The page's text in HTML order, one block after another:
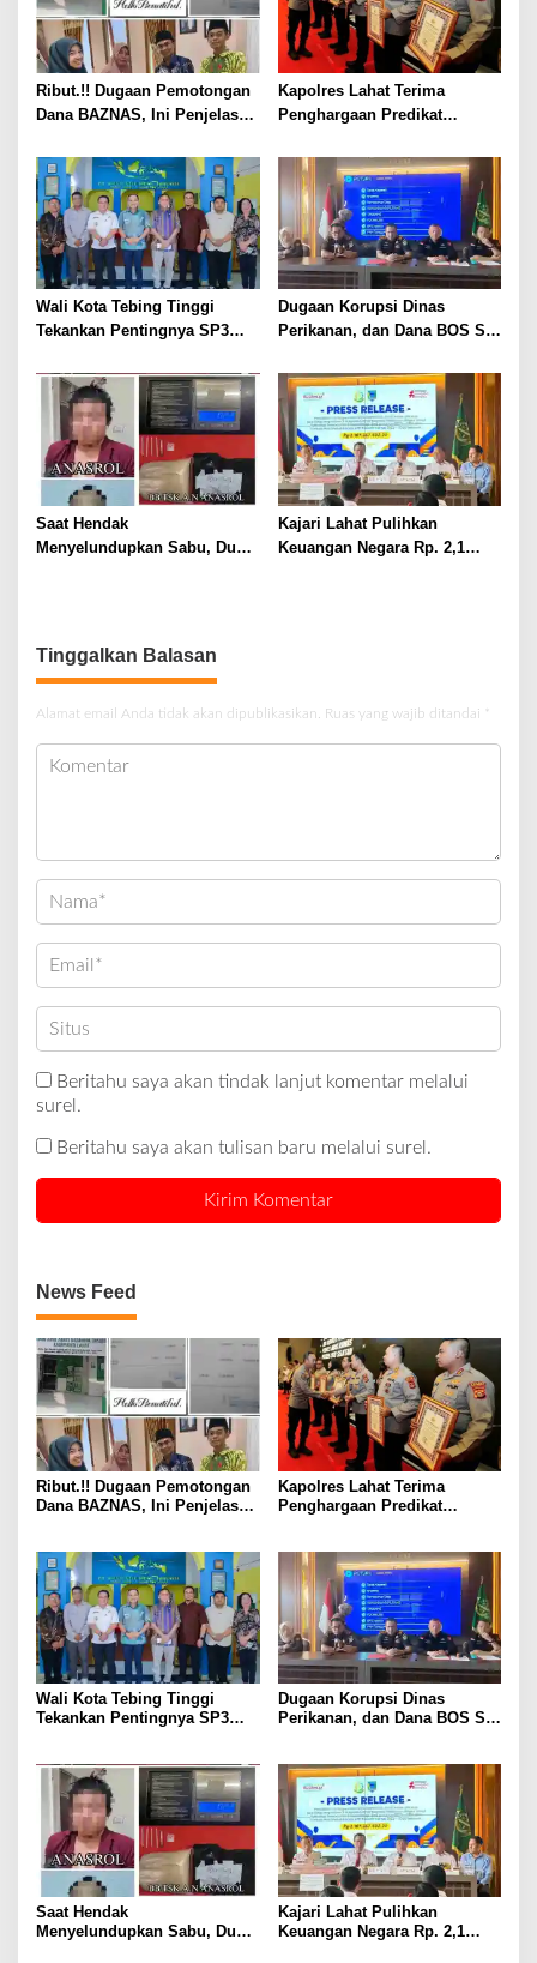
Ribut.!! Dugaan Pemotongan
Dana BAZNAS, Ini Penjelasan
Kapolres Lahat Terima
Penghargaan Predikat
Sumsel Tahun 2026
Wali Kota Tebing Tinggi
Tekankan Pentingnya SP3
Dugaan Korupsi Dinas
Perikanan, dan Dana BOS SD
Terus Dipertajam Kajari Lahat
Saat Hendak
Menyelundupkan Sabu, Dua
Kajari Lahat Pulihkan
Keuangan Negara Rp. 2,1
Tinggalkan Balasan
Alamat email Anda tidak akan dipublikasikan. Ruas yang wajib ditandai *
Beritahu saya akan tindak lanjut komentar melalui
surel.
Beritahu saya akan tulisan baru melalui surel.
News Feed
Ribut.!! Dugaan Pemotongan
Dana BAZNAS, Ini Penjelasan
Kapolres Lahat Terima
Penghargaan Predikat
Wali Kota Tebing Tinggi
Tekankan Pentingnya SP3
Dugaan Korupsi Dinas
Perikanan, dan Dana BOS SD
Saat Hendak
Menyelundupkan Sabu, Dua
Kajari Lahat Pulihkan
Keuangan Negara Rp. 2,1